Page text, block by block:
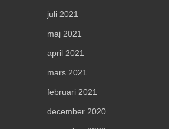
juli 2021
maj 2021
april 2021
mars 2021
februari 2021
december 2020